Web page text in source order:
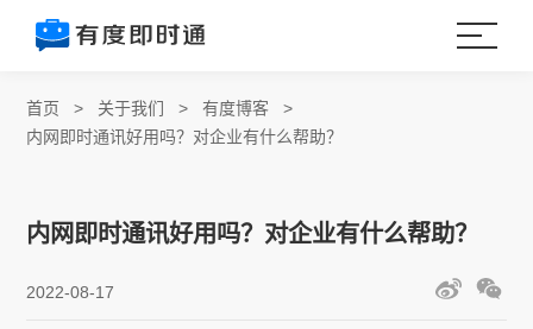
首页 > 关于我们 >有度博客 >
内网即时通讯好用吗？对企业有什么帮助？
内网即时通讯好用吗？对企业有什么帮助？
2022-08-17